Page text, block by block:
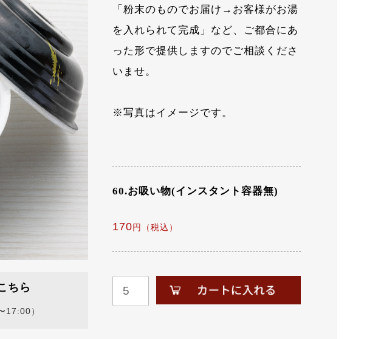
ちら
17:00）
「粉末のものでお届け→お客様がお湯
を入れられて完成」など、ご都合にあ
った形で提供しますのでご相談くださ
いませ。
※写真はイメージです。
60.お吸い物(インスタント容器無)
170円（税込）
お